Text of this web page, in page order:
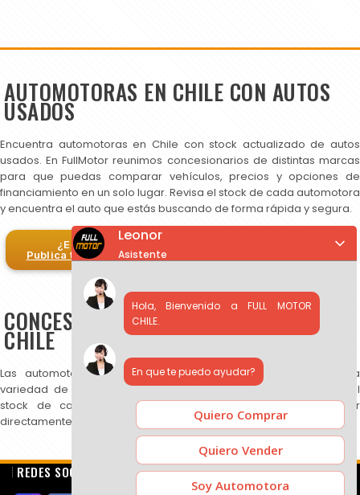
AUTOMOTORAS EN CHILE CON AUTOS
USADOS
Encuentra automotoras en Chile con stock actualizado de autos
usados. En FullMotor reunimos concesionarios de distintas marcas
para que puedas comparar vehículos, precios y opciones de
financiamiento en un solo lugar. Revisa el stock de cada automotora
y encuentra el auto que estás buscando de forma rápida y segura.
¿Eres automotora?
Publica tus autos en FullMotor
CONCESIONARIOS DE AUTOS USADOS EN
CHILE
Las automotoras publicadas en FullMotor ofrecen una amplia
variedad de autos usados, SUV y camionetas. Puedes revisar el
stock de cada concesionario, comparar precios y contactar
directamente para más información.
REDES SOCIALES
Leonor
Asistente
Hola, Bienvenido a FULL MOTOR
CHILE.
En que te puedo ayudar?
Quiero Comprar
Quiero Vender
Soy Automotora